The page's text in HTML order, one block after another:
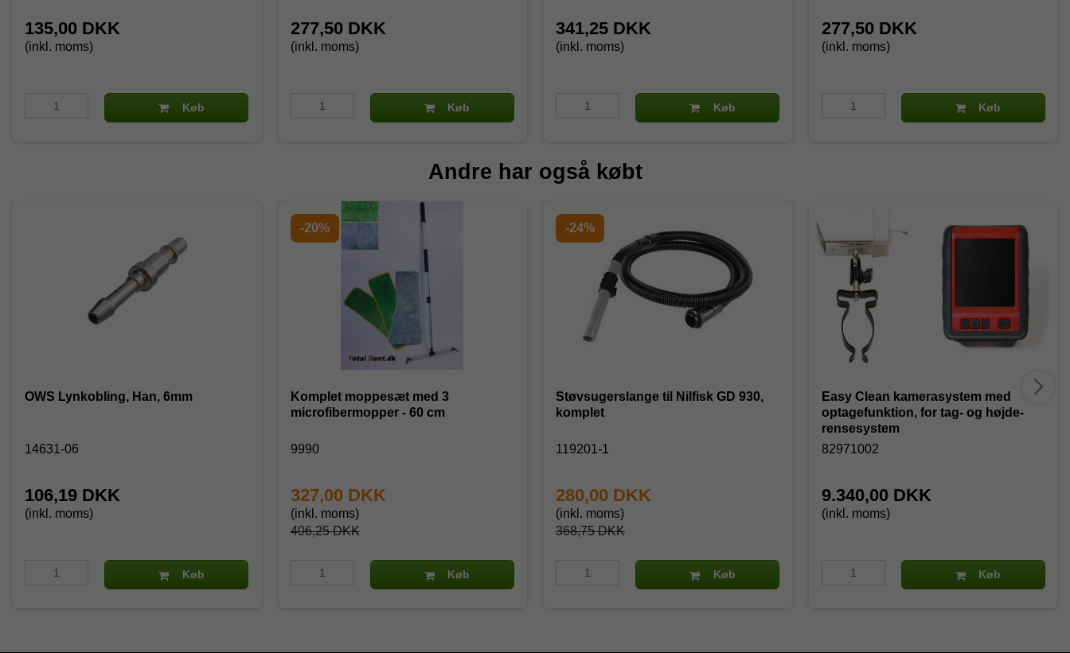
135,00 DKK
(inkl. moms)
Køb
277,50 DKK
(inkl. moms)
Køb
341,25 DKK
(inkl. moms)
Køb
277,50 DKK
(inkl. moms)
Køb
Andre har også købt
OWS Lynkobling, Han, 6mm
14631-06
106,19 DKK
(inkl. moms)
Køb
-20%
Komplet moppesæt med 3
microfibermopper - 60 cm
9990
406,25 DKK
327,00 DKK
(inkl. moms)
Køb
-24%
Støvsugerslange til Nilfisk GD 930,
komplet
119201-1
368,75 DKK
280,00 DKK
(inkl. moms)
Køb
Easy Clean kamerasystem med
optagefunktion, for tag- og højde-
rensesystem
82971002
9.340,00 DKK
(inkl. moms)
Køb